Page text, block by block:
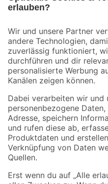
Der toom Newsletter: Keine
Zur Newsletter Anmeldung
Folge uns
Zahlungsarten
Sicher einkaufen